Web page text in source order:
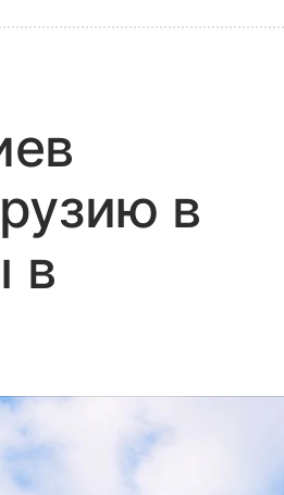
в
в